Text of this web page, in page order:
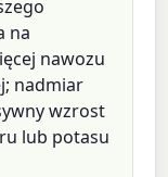
na
nawozu
nadmiar
wzrost
lub potasu